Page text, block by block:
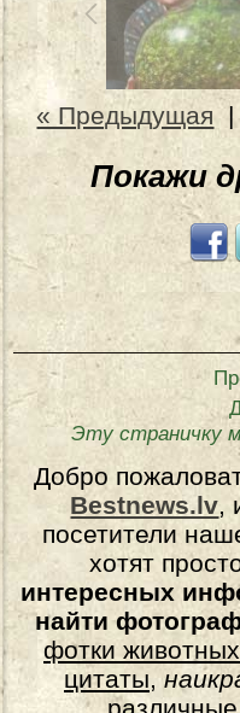
« Предыдущая
Покажи
Эту страничку
Добро
Bestnews.lv,
посетители
хотят
интересных
найти
фотки животных
цитаты,